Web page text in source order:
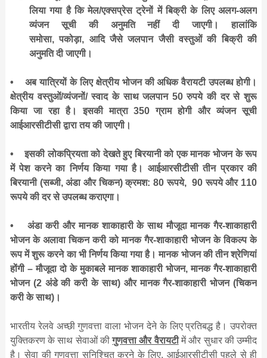
लिया गया है कि मेल/एक्सप्रेस ट्रेनों में बिक्री के लिए अलग-अलग
व्‍यंजन सूची की अनुमति नहीं दी जाएगी। हालांकि
समोसा,पकोड़ा, आदि जैसे जलपान जैसी वस्‍तुओं की बिक्री की
अनुमति दी जाएगी।
•
अब यात्रियों के लिए क्षेत्रीय भोजन की अधिक वैरायटी उपलब्ध होगी।
क्षेत्रीय वस्तुओं/व्यंजनों/ स्वाद के साथ जलपान 50 रुपये की दर से शुरू
किया जा रहा है। इसकी मात्रा 350 ग्राम होगी और व्‍यंजन सूची
आईआरसीटीसी द्वारा तय की जाएगी।
•
इसकी लोकप्रियता को देखते हुए बिरयानी को एक मानक भोजन के रूप
में पेश करने का निर्णय किया गया है। आईआरसीटीसी तीन प्रकार की
बिरयानी (सब्जी,अंडा और चिकन) क्रमश: 80 रूपये, 90 रूपये और 110
रूपये की दर से उपलब्ध कराएगा।
•
अंडा करी और मानक शाकाहारी के साथ मौजूदा मानक गैर-शाकाहारी
भोजन के अलावा चिकन करी को मानक गैर-शाकाहारी भोजन के विकल्प के
रूप में शुरू करने का भी निर्णय किया गया है। मानक भोजन की तीन श्रेणियां
होंगी – मौजूदा दो के मुकाबले मानक शाकाहारी भोजन,मानक गैर-शाकाहारी
भोजन (2 अंडे की करी के साथ) और मानक गैर-शाकाहारी भोजन (चिकन
करी के साथ)।
भारतीय रेलवे अच्छी गुणवत्ता वाला भोजन देने के लिए प्रतिबद्ध है। उपरोक्त
युक्तिकरण के साथ सेवाओं कीगुणवत्ता और वैरायटीमें और सुधार की उम्मीद
है। सेवा की गुणवत्ता सुनिश्चित करने के लिए, आईआरसीटीसी पहले से ही